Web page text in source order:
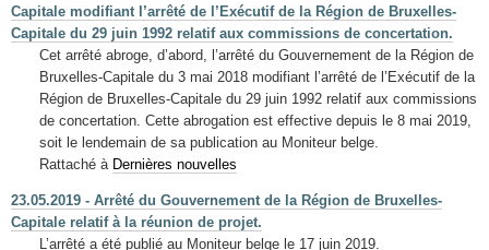
Capitale modifiant l’arrêté de l’Exécutif de la Région de Bruxelles-
Capitale du 29 juin 1992 relatif aux commissions de concertation.
Cet arrêté abroge, d’abord, l’arrêté du Gouvernement de la Région de
Bruxelles-Capitale du 3 mai 2018 modifiant l’arrêté de l’Exécutif de la
Région de Bruxelles-Capitale du 29 juin 1992 relatif aux commissions
de concertation. Cette abrogation est effective depuis le 8 mai 2019,
soit le lendemain de sa publication au Moniteur belge.
Rattaché à Dernières nouvelles
23.05.2019 - Arrêté du Gouvernement de la Région de Bruxelles-
Capitale relatif à la réunion de projet.
L’arrêté a été publié au Moniteur belge le 17 juin 2019.